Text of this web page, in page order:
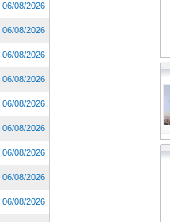
06/08/2026
06/08/2026
06/08/2026
06/08/2026
06/08/2026
06/08/2026
06/08/2026
06/08/2026
06/08/2026